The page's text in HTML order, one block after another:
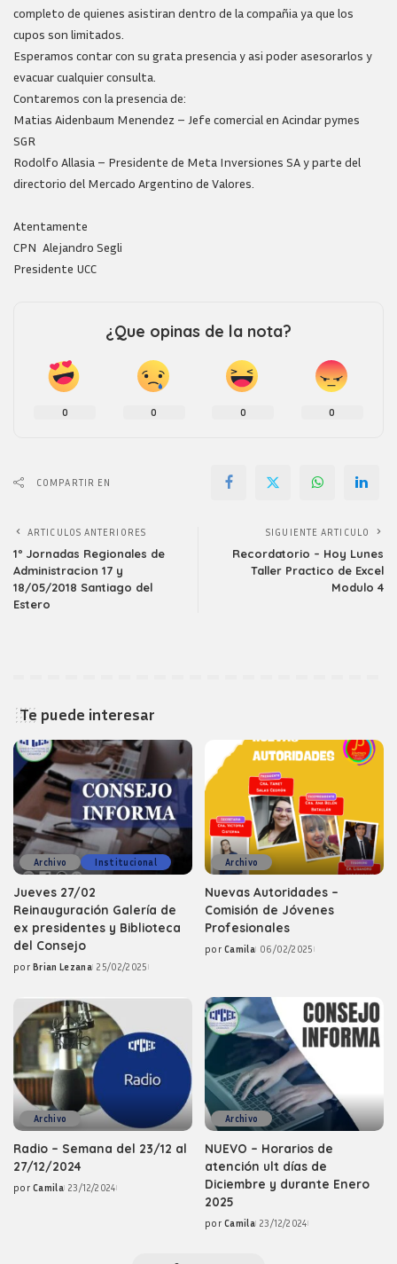
completo de quienes asistiran dentro de la compañia ya que los
cupos son limitados.
Esperamos contar con su grata presencia y asi poder asesorarlos y
evacuar cualquier consulta.
Contaremos con la presencia de:
Matias Aidenbaum Menendez – Jefe comercial en Acindar pymes
SGR
Rodolfo Allasia – Presidente de Meta Inversiones SA y parte del
directorio del Mercado Argentino de Valores.
Atentamente
CPN Alejandro Segli
Presidente UCC
¿Que opinas de la nota?
0 0 0 0
COMPARTIR EN
ARTICULOS ANTERIORES
1º Jornadas Regionales de
Administracion 17 y
18/05/2018 Santiago del
Estero
SIGUIENTE ARTICULO
Recordatorio – Hoy Lunes
Taller Practico de Excel
Modulo 4
Te puede interesar
Archivo Institucional
Jueves 27/02
Reinauguración Galería de
ex presidentes y Biblioteca
del Consejo
Posted
por Brian Lezana 25/02/2025
Archivo
Nuevas Autoridades –
Comisión de Jóvenes
Profesionales
Posted
por Camila 06/02/2025
Archivo
Radio – Semana del 23/12 al
27/12/2024
Posted
por Camila 23/12/2024
Archivo
NUEVO – Horarios de
atención ult días de
Diciembre y durante Enero
2025
Posted
por Camila 23/12/2024